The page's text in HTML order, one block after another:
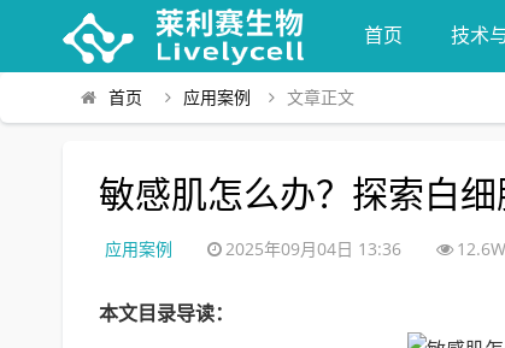
首页 技术
首页 应用案例 文章正文
敏感肌怎么办？探索白
应用案例 2025年09月04日 13:36
本文目录导读：